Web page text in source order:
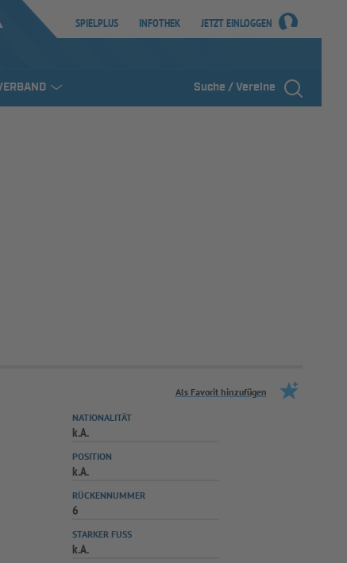
SPIELPLUS INFOTHEK JETZT EINLOGGEN
Suche / Vereine
Als Favorit hinzufügen
NATIONALITÄT
k.A.
POSITION
k.A.
RÜCKENNUMMER
6
STARKER FUSS
k.A.